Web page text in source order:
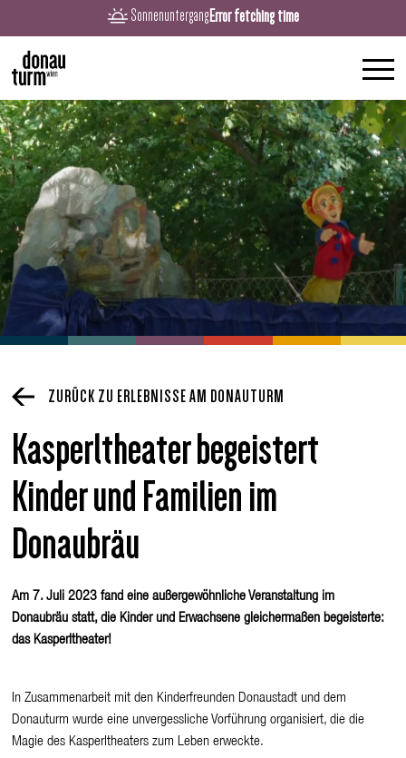
SonnenuntergangError fetching time
ZURÜCK ZU ERLEBNISSE AM DONAUTURM
Kasperltheater begeistert
Kinder und Familien im
Donaubräu
Am 7. Juli 2023 fand eine außergewöhnliche Veranstaltung im
Donaubräu statt, die Kinder und Erwachsene gleichermaßen begeisterte:
das Kasperltheater!
In Zusammenarbeit mit den Kinderfreunden Donaustadt und dem
Donauturm wurde eine unvergessliche Vorführung organisiert, die die
Magie des Kasperltheaters zum Leben erweckte.